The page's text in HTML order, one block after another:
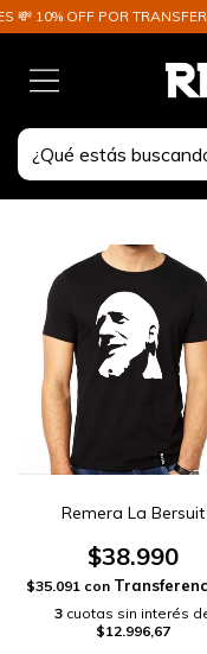
10% OFF POR
Remera La Bersuit
$38.990
$35.091 con
3 cuotas sin interés
$12.996,67